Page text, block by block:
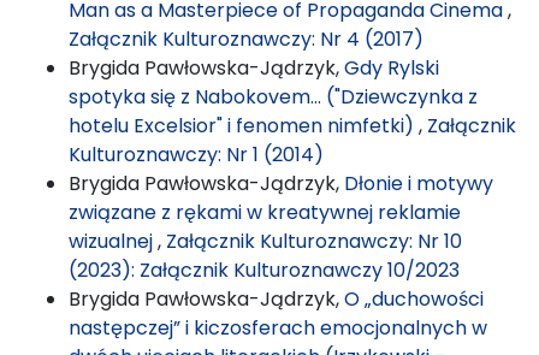
Man as a Masterpiece of Propaganda Cinema,
Załącznik Kulturoznawczy: Nr 4 (2017)
Brygida Pawłowska-Jądrzyk,Gdy Rylski
spotyka się z Nabokovem… ("Dziewczynka z
hotelu Excelsior" i fenomen nimfetki) , Załącznik
Kulturoznawczy: Nr 1 (2014)
Brygida Pawłowska-Jądrzyk, Dłonie i motywy
związane z rękami w kreatywnej reklamie
wizualnej, Załącznik Kulturoznawczy: Nr 10
(2023): Załącznik Kulturoznawczy 10/2023
Brygida Pawłowska-Jądrzyk,O „duchowości
następczej” i kiczosferach emocjonalnych w